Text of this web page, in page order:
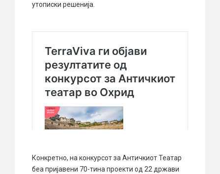
утописки решенија.
Конкретно, на конкурсот за Античкиот Театар
беа пријавени 70-тина проекти од 22 држави